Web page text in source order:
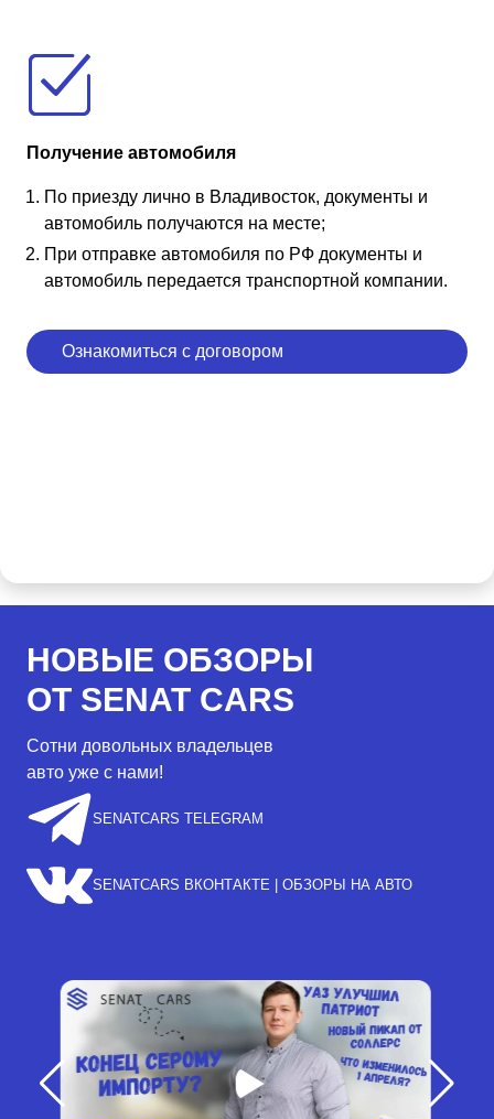
Получение автомобиля
По приезду лично в Владивосток, документы и
автомобиль получаются на месте;
При отправке автомобиля по РФ документы и
автомобиль передается транспортной компании.
Ознакомиться с договором
НОВЫЕ ОБЗОРЫ
ОТ SENAT CARS
Сотни довольных владельцев
авто уже с нами!
SENATCARS TELEGRAM
SENATCARS ВКОНТАКТЕ | ОБЗОРЫ НА АВТО